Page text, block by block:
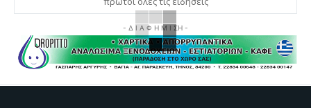
- Δ Ι Α Φ Η Μ Ι ΣΗ -